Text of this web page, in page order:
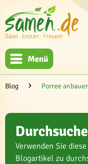
Menü
Blog Porree
Verwenden Sie
Blogartikel zu